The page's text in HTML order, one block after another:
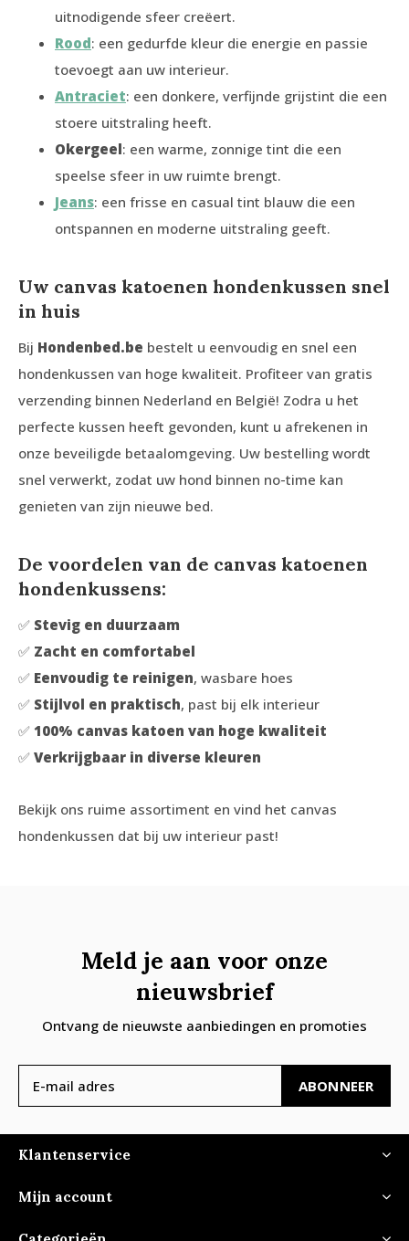
uitnodigende sfeer creëert.
Rood: een gedurfde kleur die energie en passie
toevoegt aan uw interieur.
Antraciet: een donkere, verfijnde grijstint die een
stoere uitstraling heeft.
Okergeel: een warme, zonnige tint die een
speelse sfeer in uw ruimte brengt.
Jeans: een frisse en casual tint blauw die een
ontspannen en moderne uitstraling geeft.
Uw canvas katoenen hondenkussen snel
in huis
Bij Hondenbed.be bestelt u eenvoudig en snel een
hondenkussen van hoge kwaliteit. Profiteer van gratis
verzending binnen Nederland en België! Zodra u het
perfecte kussen heeft gevonden, kunt u afrekenen in
onze beveiligde betaalomgeving. Uw bestelling wordt
snel verwerkt, zodat uw hond binnen no-time kan
genieten van zijn nieuwe bed.
De voordelen van de canvas katoenen
hondenkussens:
✅ Stevig en duurzaam
✅ Zacht en comfortabel
✅ Eenvoudig te reinigen, wasbare hoes
✅ Stijlvol en praktisch, past bij elk interieur
✅ 100% canvas katoen van hoge kwaliteit
✅ Verkrijgbaar in diverse kleuren
Bekijk ons ruime assortiment en vind het canvas
hondenkussen dat bij uw interieur past!
Meld je aan voor onze
nieuwsbrief
Ontvang de nieuwste aanbiedingen en promoties
ABONNEER
Klantenservice
Mijn account